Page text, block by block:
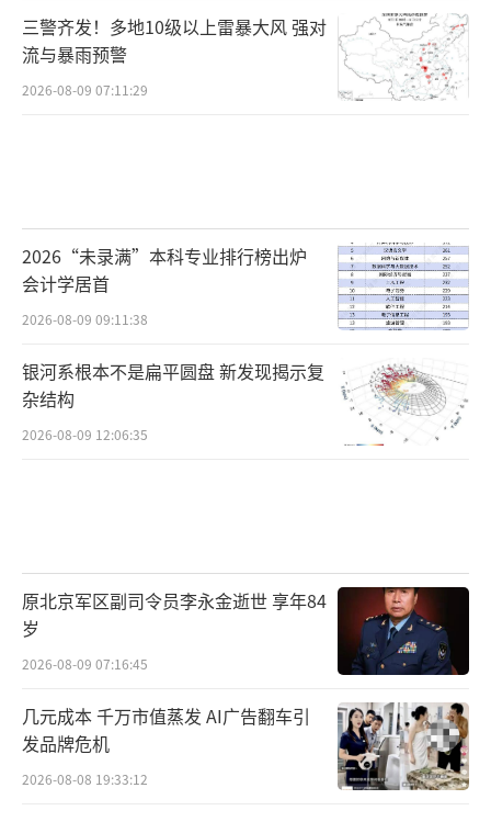
三警齐发！多地10级以上雷暴大风 强对
流与暴雨预警
2026-08-09 07:11:29
2026“未录满”本科专业排行榜出炉
会计学居首
2026-08-09 09:11:38
银河系根本不是扁平圆盘 新发现揭示复
杂结构
2026-08-09 12:06:35
原北京军区副司令员李永金逝世 享年84
岁
2026-08-09 07:16:45
几元成本 千万市值蒸发 AI广告翻车引
发品牌危机
2026-08-08 19:33:12